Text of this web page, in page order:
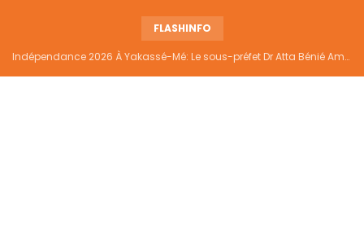
FLASHINFO
Indépendance 2026 À Yakassé-Mé: Le sous-préfet Dr Atta Bénié Amédé appelle à l’unité, à la sécurité et au développement